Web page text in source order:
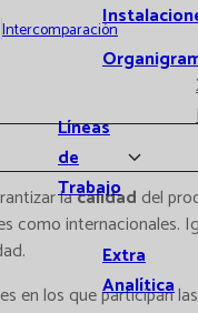
Líneas
de
Trabajo
Extra
Analítica
Intercomparación
lacalidad del
como internacionales.
en los que participan